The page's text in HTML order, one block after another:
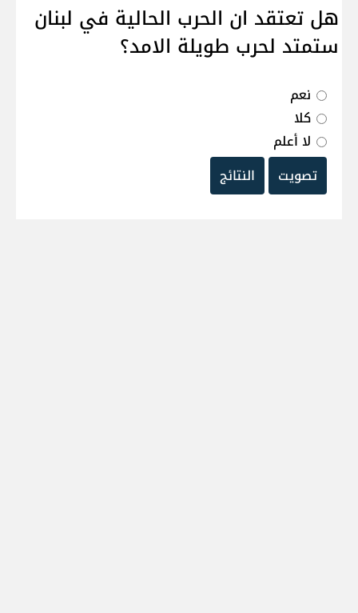
هل تعتقد ان الحرب الحالية في لبنان
ستمتد لحرب طويلة الامد؟
نعم
كلا
لا أعلم
تصويت
النتائج